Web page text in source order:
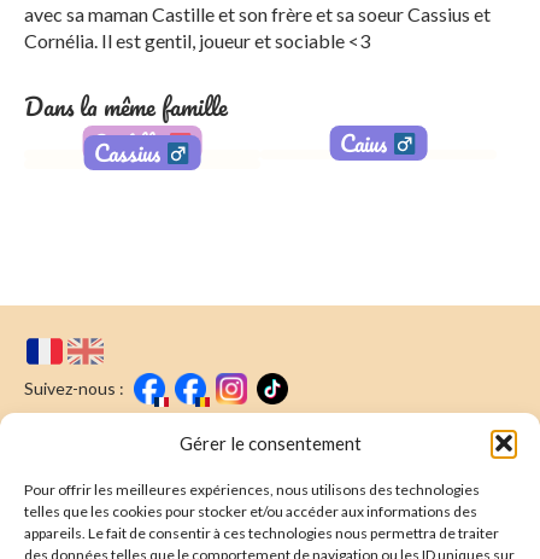
Gérer le consentement
Pour offrir les meilleures expériences, nous utilisons des technologies
telles que les cookies pour stocker et/ou accéder aux informations des
appareils. Le fait de consentir à ces technologies nous permettra de traiter
des données telles que le comportement de navigation ou les ID uniques sur
avec sa maman Castille et son frère et sa soeur Cassius et
Cornélia. Il est gentil, joueur et sociable <3
Dans la même famille
Castille Caius
Cassius
Suivez-nous :
Nous écrire
Newsletter
E-mail* :